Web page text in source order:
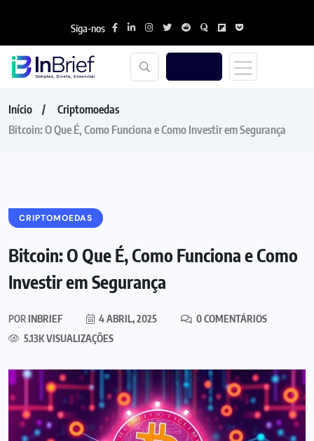
Siga-nos
Início
Criptomoedas
Bitcoin: O Que É, Como Funciona e Como Investir em Segurança
CRIPTOMOEDAS
Bitcoin: O Que É, Como Funciona e Como
Investir em Segurança
PORINBRIEF 4 ABRIL, 2025
0 COMENTÁRIOS
5.13K VISUALIZAÇÕES